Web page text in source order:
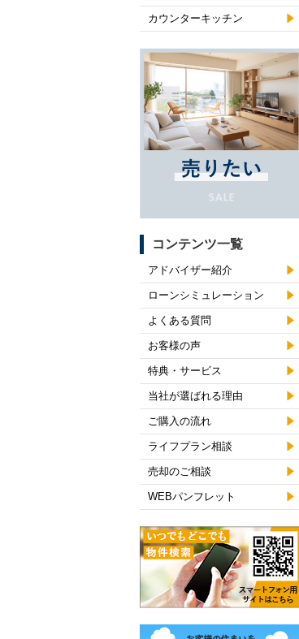
カウンターキッチン
コンテンツ一覧
アドバイザー紹介
ローンシミュレーション
よくある質問
お客様の声
特典・サービス
当社が選ばれる理由
ご購入の流れ
ライフプラン相談
売却のご相談
WEBパンフレット